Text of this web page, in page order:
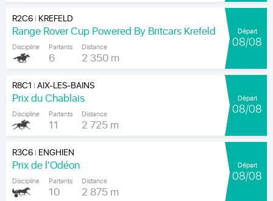
R2C6| KREFELD
Range Rover Cup Powered By Britcars Krefeld
Discipline Partants
6
Distance
2 350 m
Départ
08/08
R8C1 |AIX-LES-BAINS
Prix du Chablais
Discipline Partants
11
Distance
2 725 m
Départ
08/08
R3C6| ENGHIEN
Prix de l'Odéon
Discipline Partants
10
Distance
2 875 m
Départ
08/08